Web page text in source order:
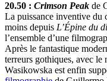
20.50 : Crimson Peak de
La puissance inventive du
moins depuis L’Épine du
l’ensemble d’une
Après le fantastique
terreurs gothiques, avec
Wasikowska est enfin